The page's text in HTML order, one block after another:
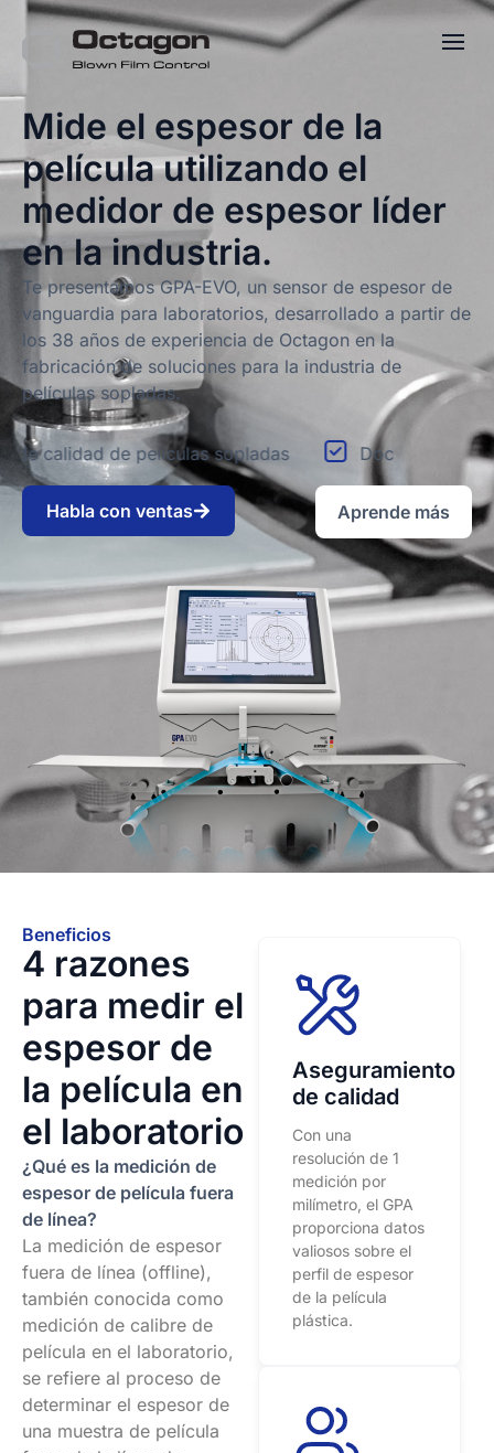
Mide el espesor de la
película utilizando el
medidor de espesor líder
en la industria.
Te presentamos GPA-EVO, un sensor de espesor de
vanguardia para laboratorios, desarrollado a partir de
los 38 años de experiencia de Octagon en la
fabricación de soluciones para la industria de
películas sopladas.
películas sopladas Documentación y
Habla con ventas Aprende más
Beneficios
4 razones
para medir el
espesor de
la película en
el laboratorio
¿Qué es la medición de
espesor de película fuera
de línea?
La medición de espesor
fuera de línea (offline),
también conocida como
medición de calibre de
película en el laboratorio,
se refiere al proceso de
determinar el espesor de
una muestra de película
Aseguramiento
de calidad
Con una
resolución de 1
medición por
milímetro, el GPA
proporciona datos
valiosos sobre el
perfil de espesor
de la película
plástica.